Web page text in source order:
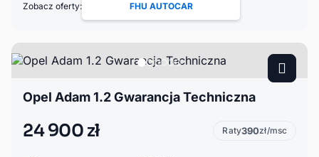
Zobacz oferty: FHU AUTOCAR
Opel Adam 1.2 Gwarancja Techniczna
24 900 zł Raty390zł/msc